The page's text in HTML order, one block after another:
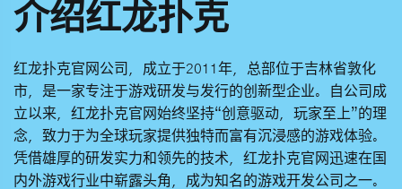
介绍红龙扑克
红龙扑克官网 公司，成立于2011年，总部位于吉林省敦化
市，是一家专注于游戏研发与发行的创新型企业。自公司成
立以来， 红龙扑克官网始终坚持“创意驱动，玩家至上”的理
念，致力于为全球玩家提供独特而富有沉浸感的游戏体验。
凭借雄厚的研发实力和领先的技术， 红龙扑克官网迅速在国
内外游戏行业中崭露头角，成为知名的游戏开发公司之一。